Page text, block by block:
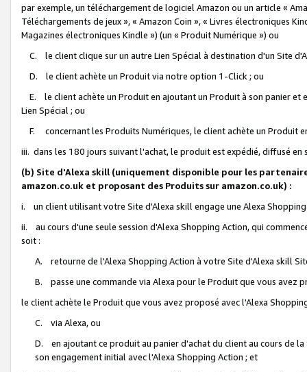
par exemple, un téléchargement de logiciel Amazon ou un article «
Téléchargements de jeux », « Amazon Coin », « Livres électroniques
Magazines électroniques Kindle ») (un « Produit Numérique ») ou
C. le client clique sur un autre Lien Spécial à destination d'un Site
D. le client achète un Produit via notre option 1-Click ; ou
E. le client achète un Produit en ajoutant un Produit à son panier et
Lien Spécial ; ou
F. concernant les Produits Numériques, le client achète un Produit
iii. dans les 180 jours suivant l'achat, le produit est expédié, diffusé
(b) Site d'Alexa skill (uniquement disponible pour les
amazon.co.uk et proposant des Produits sur amazon.co.uk) :
i. un client utilisant votre Site d'Alexa skill engage une Alexa
ii. au cours d'une seule session d'Alexa Shopping Action, qui
soit :
A. retourne de l'Alexa Shopping Action à votre Site d'Alexa skill
B. passe une commande via Alexa pour le Produit que vous avez
le client achète le Produit que vous avez proposé avec l'Alexa
C. via Alexa, ou
D. en ajoutant ce produit au panier d'achat du client au cours de
son engagement initial avec l'Alexa Shopping Action ; et